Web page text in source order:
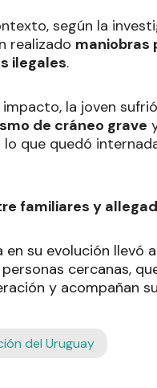
según la
realizado maniobras
ilegales.
la joven
de cráneo grave
lo que quedó
familiares y
en su evolución llevó
cercanas,
y acompañan
del Uruguay